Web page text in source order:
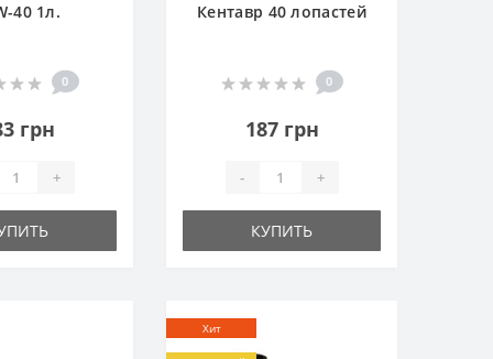
40 1л.
0
грн
+
Кентавр 40 лопастей
0
187 грн
- +
КУПИТЬ
Хит